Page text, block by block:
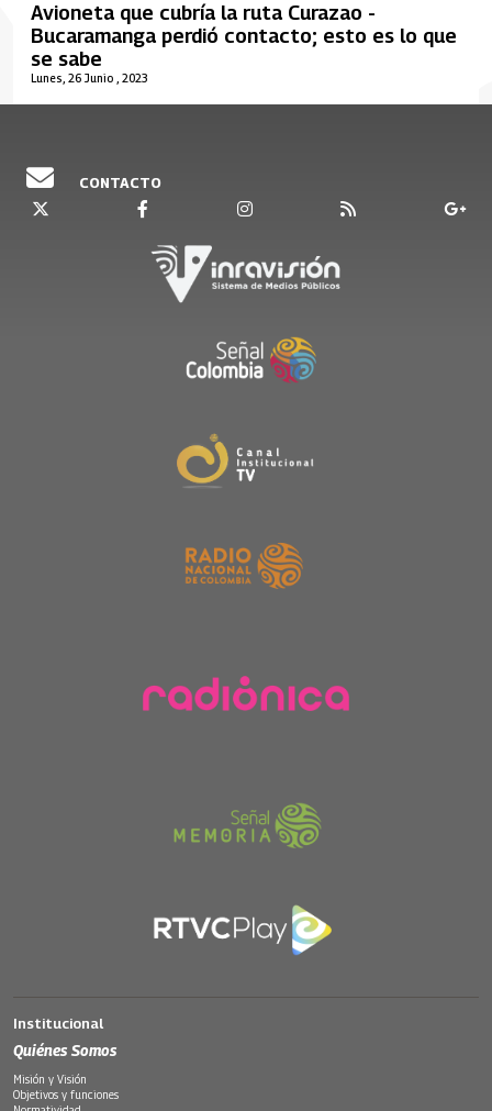
Lunes, 26 Junio , 2023
Avioneta que cubría la ruta Curazao -
Bucaramanga perdió contacto; esto es lo que
se sabe
CONTACTO
Institucional
Quiénes Somos
Misión y Visión
Objetivos y funciones